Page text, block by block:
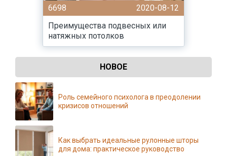
6698
2020-08-12
Преимущества подвесных или
натяжных потолков
НОВОЕ
Роль семейного психолога в преодолении
кризисов отношений
Как выбрать идеальные рулонные шторы
для дома: практическое руководство